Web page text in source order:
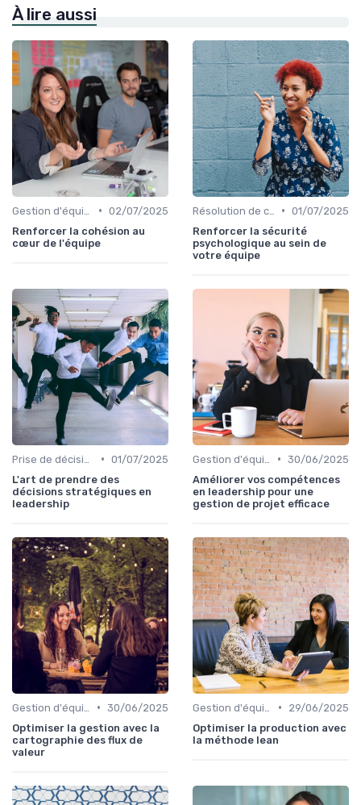
À lire aussi
• 02/07/2025
Renforcer la cohésion au
cœur de l'équipe
• 01/07/2025
Renforcer la sécurité
psychologique au sein de
votre équipe
• 01/07/2025
L'art de prendre des
décisions stratégiques en
leadership
• 30/06/2025
Améliorer vos compétences
en leadership pour une
gestion de projet efficace
• 30/06/2025
Optimiser la gestion avec la
cartographie des flux de
valeur
•
29/06/2025
Optimiser la production avec
la méthode lean